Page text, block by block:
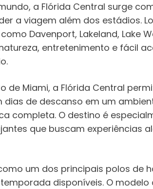
a Flórida Central surge
a viagem além dos estádios.
Davenport, Lakeland, Lake
entretenimento e fácil
de Miami, a Flórida Central
de descanso em um
completa. O destino é
que buscam experiências
um dos principais polos de
disponíveis. O